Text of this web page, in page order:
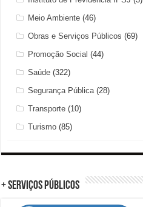
Meio Ambiente (46)
Obras e Serviços Públicos (69)
Promoção Social (44)
Saúde (322)
Segurança Pública(28)
Transporte (10)
Turismo (85)
+ Serviços Públicos